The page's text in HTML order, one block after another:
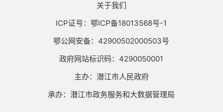
关于我们
ICP证号：鄂ICP备18013568号-1
鄂公网安备：42900502000503号
政府网站标识码：4290050001
主办：潜江市人民政府
承办：潜江市政务服务和大数据管理局